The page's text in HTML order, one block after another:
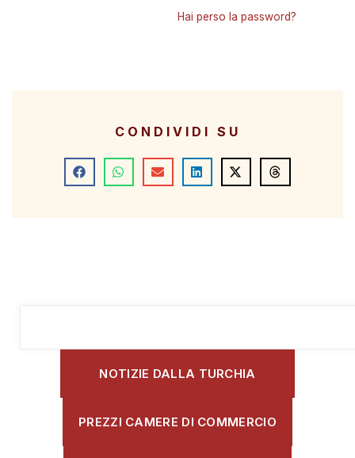
Hai perso la password?
CONDIVIDI SU
NOTIZIE DALLA TURCHIA
PREZZI CAMERE DI COMMERCIO